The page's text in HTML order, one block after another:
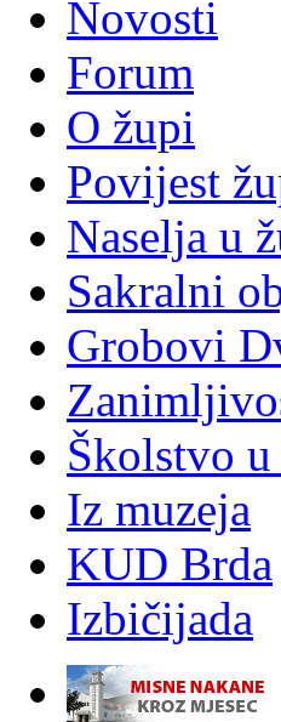
Novosti
Forum
O župi
Povijest
Naselja u
Sakralni
Grobovi
Školstvo
Iz muzeja
KUD Brda
Izbičijada